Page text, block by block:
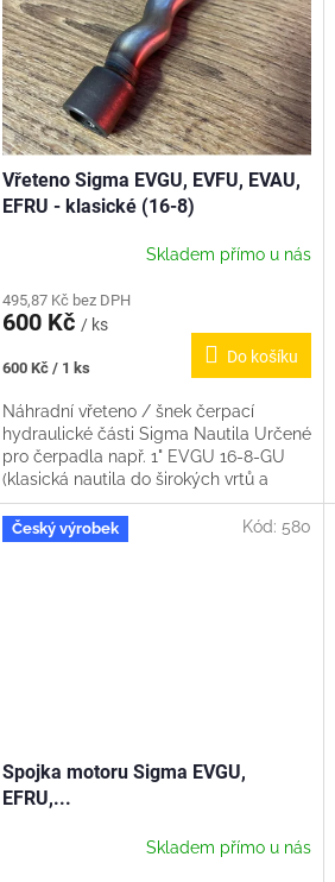
Vřeteno Sigma EVGU, EVFU, EVAU,
EFRU - klasické (16-8)
Skladem přímo u nás
495,87 Kč bez DPH
600 Kč / ks
Měrná
600 Kč / 1 ks
Do košíku
Náhradní vřeteno / šnek čerpací
hydraulické části Sigma Nautila Určené
pro čerpadla např. 1" EVGU 16-8-GU
(klasická nautila do širokých vrtů a
kopaných studní) 1" EVFU...
Český výrobek
Spojka motoru Sigma EVGU,
EFRU,...
Skladem přímo u nás
Kód: 580